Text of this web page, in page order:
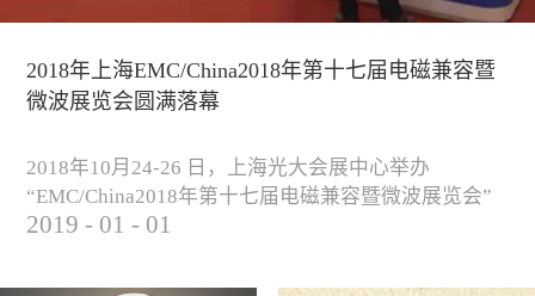
2018年上海EMC/China2018年第十七届电磁兼容暨
微波展览会圆满落幕
2018年10月24-26 日，上海光大会展中心举办
“EMC/China2018年第十七届电磁兼容暨微波展览会”
圆满落幕。我公司与来自军工、汽车、科研院校、通
状与未来，并展出测试、整改等行业尖端设备，吸引
2019 - 01 - 01